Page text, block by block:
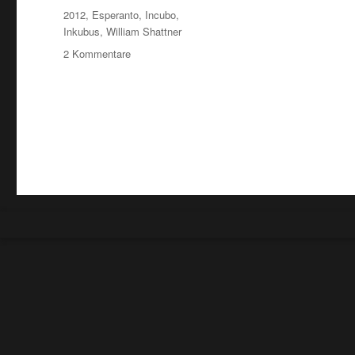
Schlagwörter
2012, Esperanto, Incubo,
Inkubus,William Shattner
2 Kommentarezu